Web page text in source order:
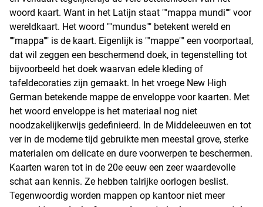
woord kaart. Want in het Latijn staat ""mappa mundi"" voor
wereldkaart. Het woord ""mundus"" betekent wereld en
""mappa"" is de kaart. Eigenlijk is ""mappe"" een voorportaal,
dat wil zeggen een beschermend doek, in tegenstelling tot
bijvoorbeeld het doek waarvan edele kleding of
tafeldecoraties zijn gemaakt. In het vroege New High
German betekende mappe de enveloppe voor kaarten. Met
het woord enveloppe is het materiaal nog niet
noodzakelijkerwijs gedefinieerd. In de Middeleeuwen en tot
ver in de moderne tijd gebruikte men meestal grove, sterke
materialen om delicate en dure voorwerpen te beschermen.
Kaarten waren tot in de 20e eeuw een zeer waardevolle
schat aan kennis. Ze hebben talrijke oorlogen beslist.
Tegenwoordig worden mappen op kantoor niet meer